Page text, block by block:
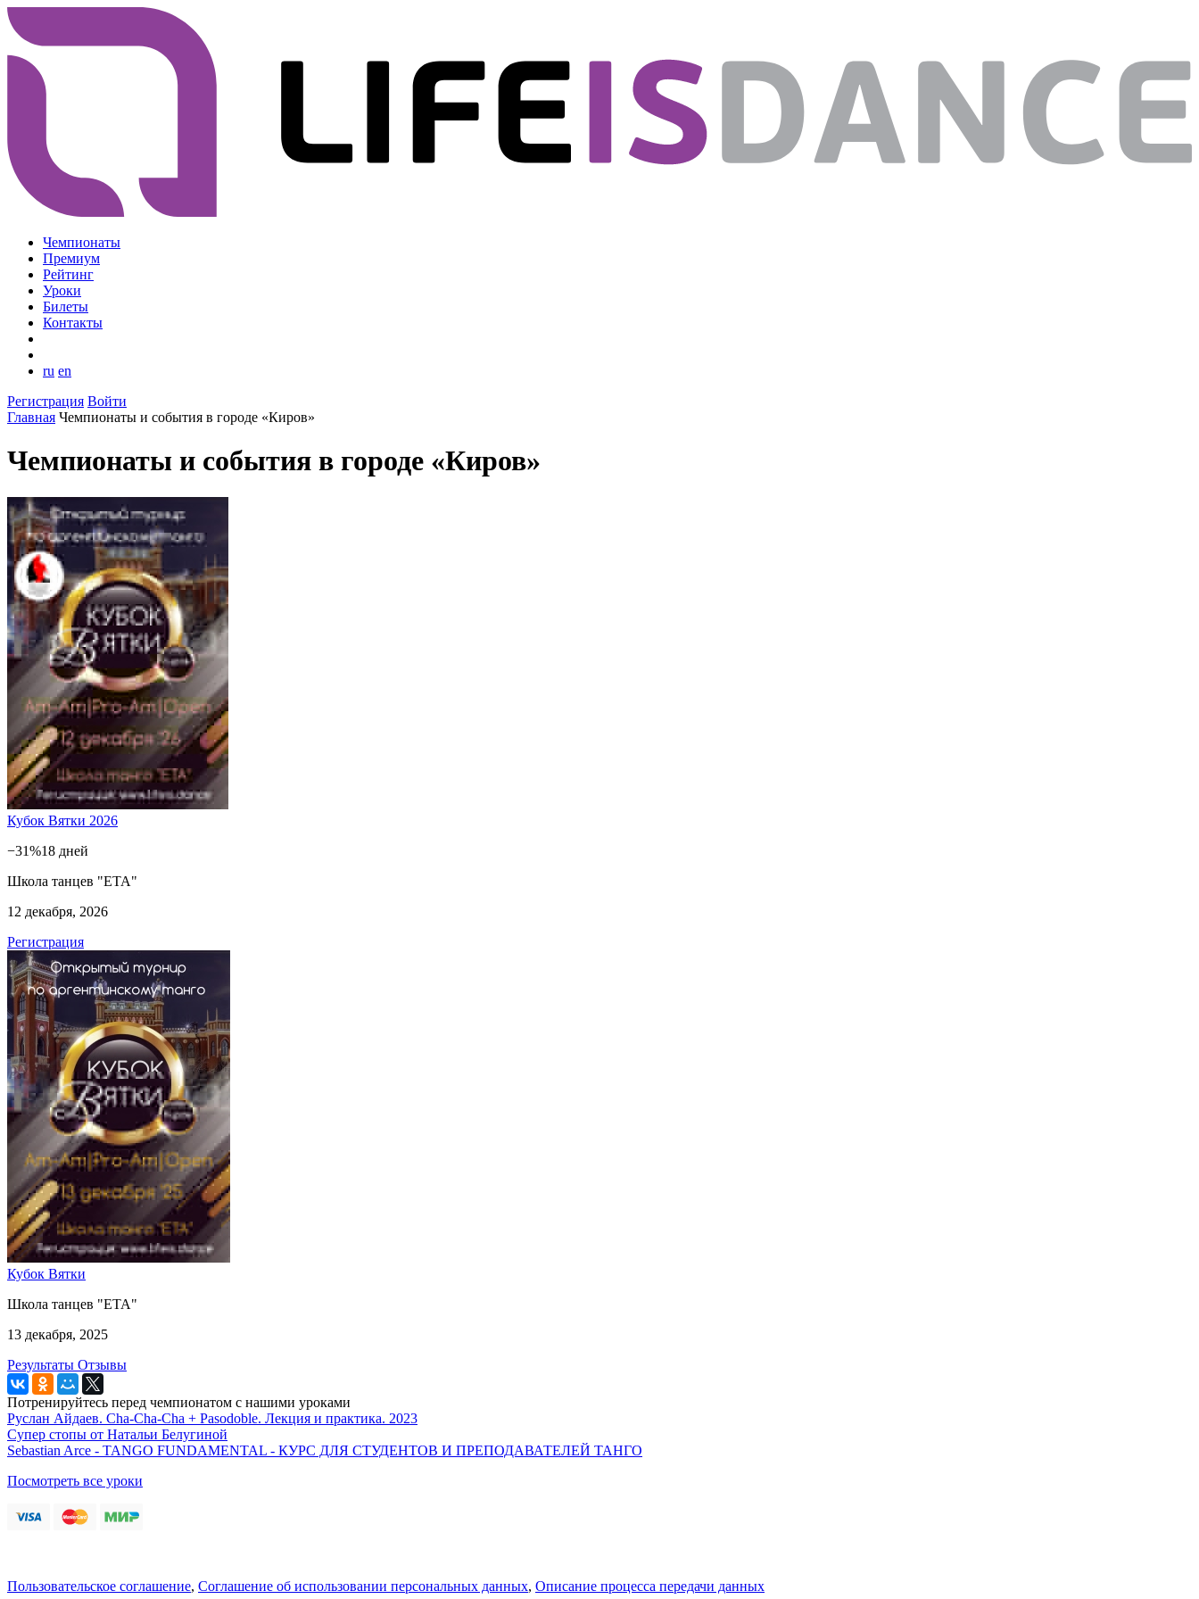
Чемпионаты
Премиум
Рейтинг
Уроки
Билеты
Контакты
ru en
Регистрация Войти
Главная Чемпионаты и события в городе «Киров»
Чемпионаты и события в городе «Киров»
Кубок Вятки 2026
−31%18 дней
Школа танцев "ЕТА"
12 декабря, 2026
Регистрация
Кубок Вятки
Школа танцев "ЕТА"
13 декабря, 2025
Результаты Отзывы
Потренируйтесь перед чемпионатом с нашими уроками
Руслан Айдаев. Cha-Cha-Cha + Pasodoble. Лекция и практика. 2023
Супер стопы от Натальи Белугиной
Sebastian Arce - TANGO FUNDAMENTAL - КУРС ДЛЯ СТУДЕНТОВ И ПРЕПОДАВАТЕЛЕЙ ТАНГО
Посмотреть все уроки
Пользовательское соглашение, Соглашение об использовании персональных данных, Описание процесса передачи данных